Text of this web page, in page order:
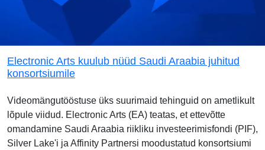
Electronic Arts kuulub nüüd Saudi Araabia juhitud
konsortsiumile
Videomängutööstuse üks suurimaid tehinguid on ametlikult
lõpule viidud. Electronic Arts (EA) teatas, et ettevõtte
omandamine Saudi Araabia riikliku investeerimisfondi (PIF),
Silver Lake'i ja Affinity Partnersi moodustatud konsortsiumi